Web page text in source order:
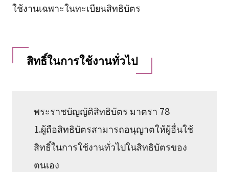
ใช้งานเฉพาะในทะเบียนสิทธิบัตร
สิทธิ์ในการใช้งานทั่วไป
พระราชบัญญัติสิทธิบัตร มาตรา 78
1.ผู้ถือสิทธิบัตรสามารถอนุญาตให้ผู้อื่นใช้
สิทธิ์ในการใช้งานทั่วไปในสิทธิบัตรของ
ตนเอง